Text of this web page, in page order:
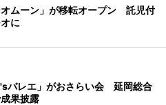
オムーン」が移転オープン 託児付
に
バレエ」がおさらい会 延岡総合
果披露